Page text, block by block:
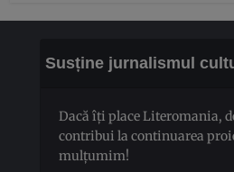
Susține jurnalismul
Dacă îți place Literomania,
contribui la continuarea
mulțumim!